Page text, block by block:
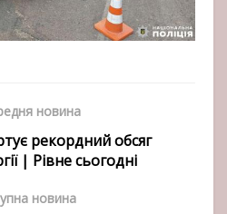
новина
рекордний обсяг
| Рівне сьогодні
новина